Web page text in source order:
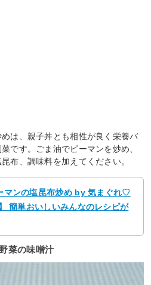
は、親子丼とも相性が良く栄養バ
です。ごま油でピーマンを炒め、
布、調味料を加えてください。
マンの塩昆布炒め by 気まぐれ♡
簡単おいしいみんなのレシピが
菜の味噌汁